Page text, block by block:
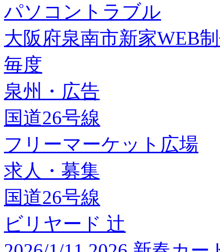
パソコントラブル
大阪府泉南市新家WEB
毎度
泉州・広告
国道26号線
フリーマーケット広場
求人・募集
国道26号線
ビリヤード 辻